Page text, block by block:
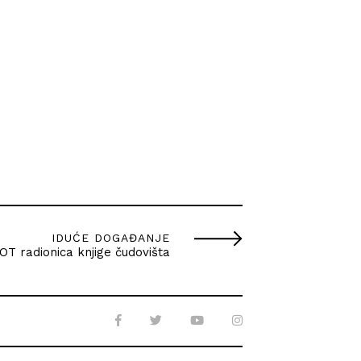
IDUĆE DOGAĐANJE
radionica knjige čudovišta